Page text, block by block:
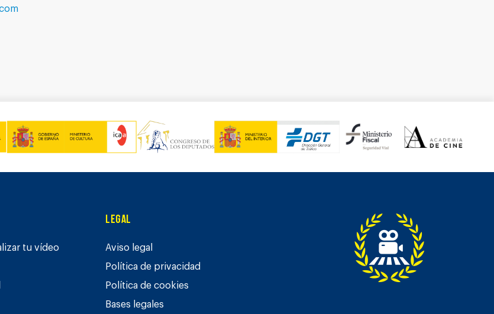
tu vídeo
Legal
Aviso legal
Política de privacidad
Política de cookies
Bases legales